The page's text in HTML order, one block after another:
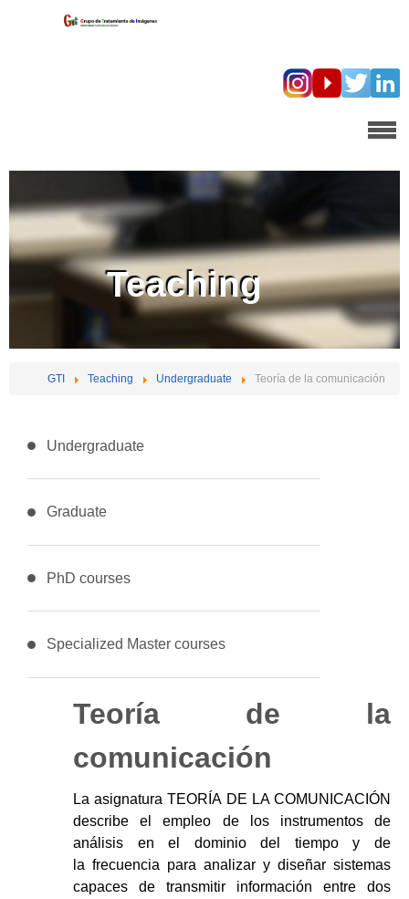
Teaching
GTI Teaching Undergraduate Teoría de la comunicación
Undergraduate
Graduate
PhD courses
Specialized Master courses
Teoría de la
comunicación
La asignatura TEORÍA DE LA COMUNICACIÓN
describe el empleo de los instrumentos de
análisis en el dominio del tiempo y de
la frecuencia para analizar y diseñar sistemas
capaces de transmitir información entre dos